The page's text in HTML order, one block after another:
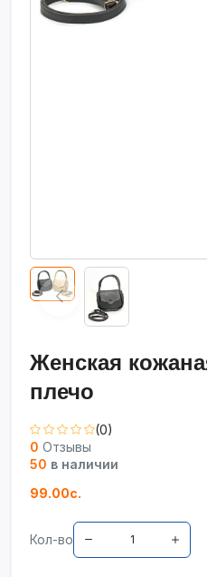
Женская
плечо
(0)
0 Отзывы
50 в наличии
99.00с.
Кол-во